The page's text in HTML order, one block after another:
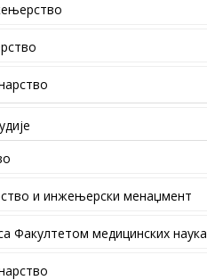
и инжењерски менаџмент
Факултетом медицинских наука